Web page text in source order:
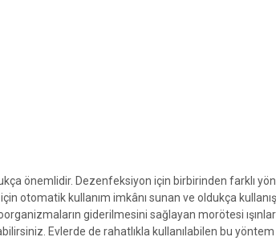
önemlidir. Dezenfeksiyon için birbirinden farklı
otomatik kullanım imkânı sunan ve oldukça
giderilmesini sağlayan morötesi
Evlerde de rahatlıkla kullanılabilen bu